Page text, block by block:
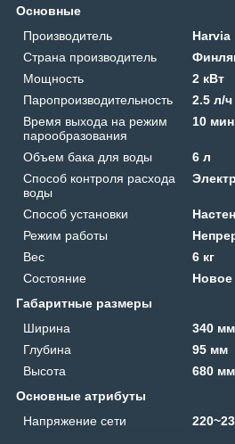
Основные
Производитель
Harvia
Страна производитель
Мощность
2 кВт
Паропроизводительность
2.5 л/ч
Время выхода на режим
парообразования
10 мин
Объем бака для воды
6 л
Способ контроля расхода
воды
Способ установки
Режим работы
Вес
6 кг
Состояние
Новое
Габаритные размеры
Ширина
340 мм
Глубина
95 мм
Высота
680 мм
Основные атрибуты
Напряжение сети